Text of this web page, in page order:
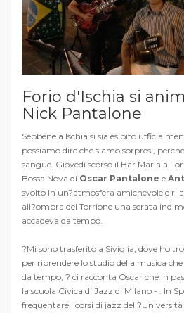
Forio d'Ischia si
Nick Pantalone
Sebbene a Ischia si sia esibito
possiamo dire che siamo sorpresi,
sangue. Giovedì scorso il Bar Maria a
Bossa Nova di Oscar Pantalone e
svolto in un?atmosfera amichevole e
all?ombra del Torrione una serata
accadeva da tempo.
?Mi sono trasferito a Siviglia, dove ho
per riprendere lo studio della musica
da tempo, ? ci racconta Oscar che in
la scuola Civica di Jazz di Milano - . In
frequentare i corsi di jazz